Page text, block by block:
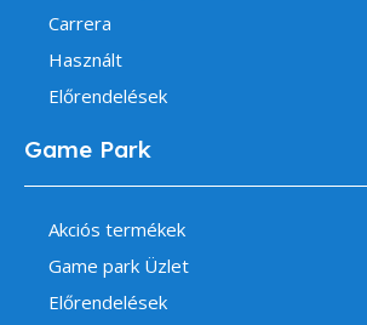
Carrera
Használt
Előrendelések
Game Park
Akciós termékek
Game park Üzlet
Előrendelések